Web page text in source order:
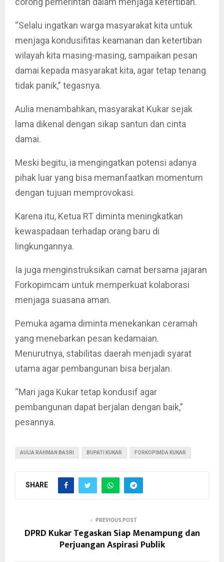
“Selalu ingatkan warga masyarakat kita untuk
menjaga kondusifitas keamanan dan ketertiban
wilayah kita masing-masing, sampaikan pesan
damai kepada masyarakat kita, agar tetap tenang
tidak panik,” tegasnya.
Aulia menambahkan, masyarakat Kukar sejak
lama dikenal dengan sikap santun dan cinta
damai.
Meski begitu, ia mengingatkan potensi adanya
pihak luar yang bisa memanfaatkan momentum
dengan tujuan memprovokasi.
Karena itu, Ketua RT diminta meningkatkan
kewaspadaan terhadap orang baru di
lingkungannya.
Ia juga menginstruksikan camat bersama jajaran
Forkopimcam untuk memperkuat kolaborasi
menjaga suasana aman.
Pemuka agama diminta menekankan ceramah
yang menebarkan pesan kedamaian.
Menurutnya, stabilitas daerah menjadi syarat
utama agar pembangunan bisa berjalan.
“Mari jaga Kukar tetap kondusif agar
pembangunan dapat berjalan dengan baik,”
pesannya.
AULIA RAHMAN BASRI BUPATI KUKAR FORKOPIMDA KUKAR
SHARE
PREVIOUS POST
DPRD Kukar Tegaskan Siap Menampung dan
Perjuangan Aspirasi Publik